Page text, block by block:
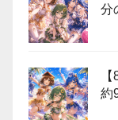
分
約